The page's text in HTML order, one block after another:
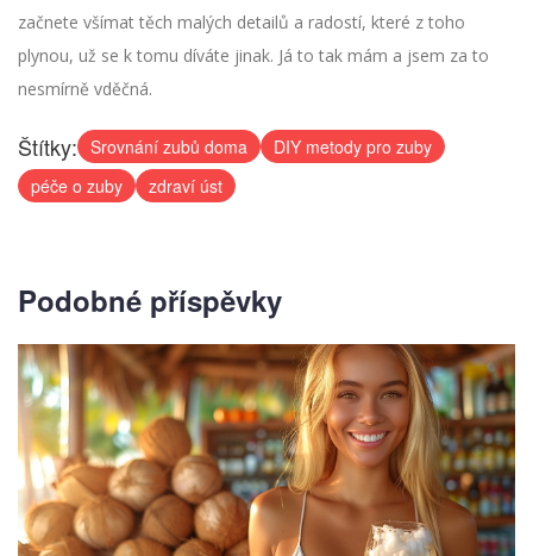
začnete všímat těch malých detailů a radostí, které z toho
plynou, už se k tomu díváte jinak. Já to tak mám a jsem za to
nesmírně vděčná.
Štítky: Srovnání zubů doma
DIY metody pro zuby
péče o zuby
zdraví úst
Podobné příspěvky